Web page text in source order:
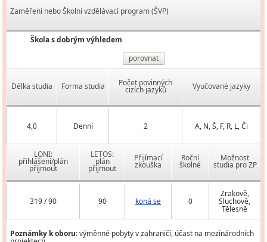
Zaměření nebo Školní vzdělávací program (ŠVP)
Škola s dobrým výhledem
porovnat
Délka studia Forma studia Počet povinných
cizích jazyků Vyučované jazyky
4,0 Denní 2 A, N, Š, F, R, L, Či
LONI:
přihlášení/plán
přijmout
LETOS:
plán
přijmout
Přijímací
zkouška
Roční
školné
Možnost
studia pro ZP
319 / 90 90 koná se 0
Zrakově,
Sluchově,
Tělesně
Poznámky k oboru:výměnné pobyty v zahraničí, účast na mezinárodních